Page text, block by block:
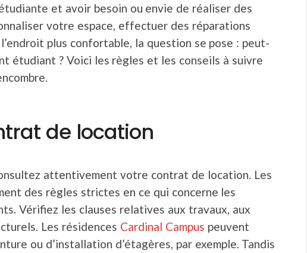
et avoir besoin ou envie de réaliser des
votre espace, effectuer des réparations
plus confortable, la question se pose : peut-
étudiant ? Voici les règles et les conseils à suivre
de location
attentivement votre contrat de location. Les
des règles strictes en ce qui concerne les
Vérifiez les clauses relatives aux travaux, aux
Les résidences Cardinal Campus peuvent
ou d’installation d’étagères, par exemple. Tandis